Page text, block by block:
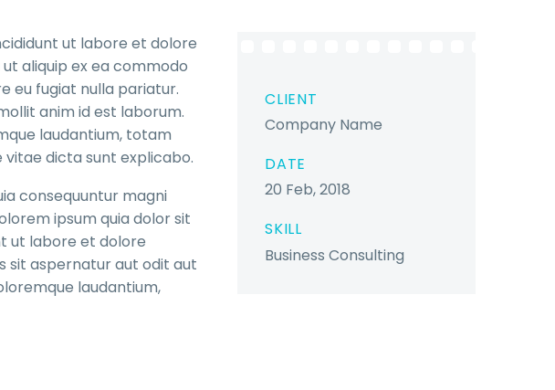
ut labore et dolore
aliquip ex ea commodo
eu fugiat nulla pariatur.
anim id est laborum.
laudantium, totam
dicta sunt explicabo.
consequuntur magni
ipsum quia dolor sit
ut labore et dolore
sit aspernatur aut odit aut
laudantium,
CLIENT
Company Name
DATE
20 Feb, 2018
SKILL
Business Consulting